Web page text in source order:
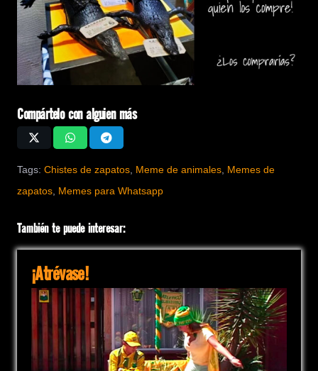
Compártelo con alguien más
Tags: Chistes de zapatos, Meme de animales, Memes de
zapatos, Memes para Whatsapp
También te puede interesar:
¡Atrévase!